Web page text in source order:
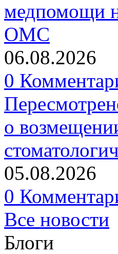
медпомощи
ОМС
06.08.2026
0
о
05.08.2026
0
Все новости
Блоги